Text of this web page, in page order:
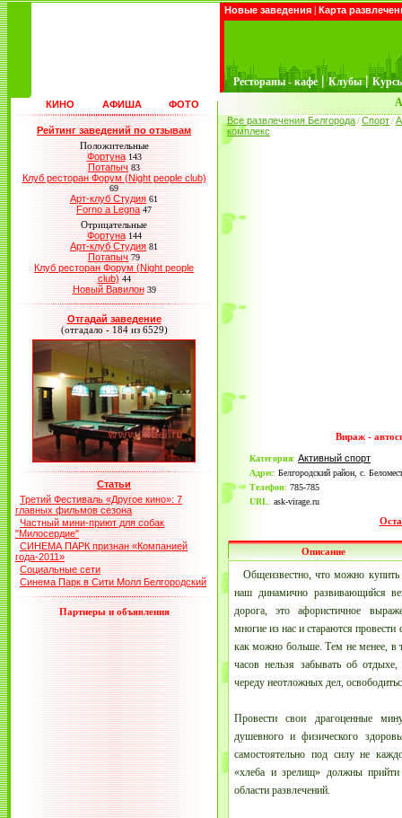
Новые заведения | Карта
Рестораны - кафе | Клубы |
КИНО АФИША ФОТО
Рейтинг заведений по отзывам
Положительные
Фортуна 143
Потапыч 83
Клуб ресторан Форум (Night people club)
69
Арт-клуб Студия 61
Forno a Legna 47
Отрицательные
Фортуна 144
Арт-клуб Студия 81
Потапыч 79
Клуб ресторан Форум (Night people
club) 44
Новый Вавилон 39
Отгадай заведение
(отгадало - 184 из 6529)
Статьи
Третий Фестиваль «Другое кино»: 7
главных фильмов сезона
Частный мини-приют для собак
"Милосердие"
СИНЕМА ПАРК признан «Компанией
года-2011»
Социальные сети
Синема Парк в Сити Молл Белгородский
Партнеры и объявления
Все развлечения Белгорода / Спорт /
комплекс
Вираж -
Категория: Активный спорт
Адрес: Белгородский район, с.
Телефон: 785-785
URL: ask-virage.ru
Описание
Общеизвестно, что можно
наш динамично развивающийся
дорога, это афористичное
многие из нас и стараются
как можно больше. Тем не менее, в
часов нельзя забывать об
череду неотложных дел,
Провести свои драгоценные
душевного и физического
самостоятельно под силу не
«хлеба и зрелищ» должны прийти
области развлечений.